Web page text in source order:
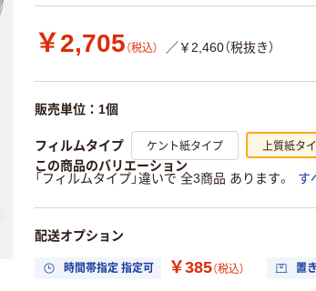
￥2,705 （税込） ／￥2,460（税抜き）
販売単位：1個
フィルムタイプ ケント紙タイプ 上質紙タ
この商品のバリエーション
「フィルムタイプ」違いで 全3商品 あります。
す
配送オプション
時間帯指定 指定可 ￥385（税込） 置